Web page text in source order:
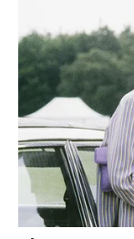
ste prošli nije
mudrijim i
koji se
Snovi mogu biti
tome postoji
vam je sada
odlukama.